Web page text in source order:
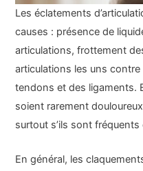
Les éclatements
causes : présence de
articulations, frottement
articulations les uns
tendons et des ligaments.
soient rarement
surtout s’ils sont
En général, les